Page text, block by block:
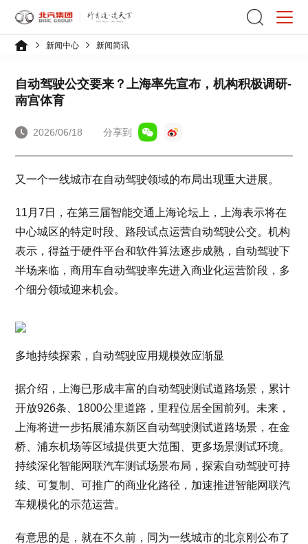
新闻中心 新闻简讯
自动驾驶公交要来？上海率先宣布，机构积极调研-
南宫体育
2026/06/18 分享到
又一个一线城市在自动驾驶领域的布局出现重大进展。
11月7日，在第三届智能交通上海论坛上，上海表示将在
中心城区的特定时段、路段试点运营自动驾驶公交。机构
表示，得益于硬件平台和软件算法逐步成熟，自动驾驶下
半场来临，商用车自动驾驶率先进入商业化运营阶段，多
个细分领域迎来机会。
多地持续探索，自动驾驶应用规模效应渐显
据介绍，上海已形成丰富的自动驾驶测试道路场景，累计
开放926条、1800公里道路，里程位居全国前列。未来，
上海将进一步拓展浦东新区自动驾驶测试道路场景，在金
桥、浦东机场等区域提供更大范围、更多场景测试环境。
持续深化智能网联汽车测试场景布局，探索自动驾驶可持
续、可复制、可推广的商业化路径，加速推进智能网联汽
车规模化的示范运营。
有意思的是，就在不久前，同为一线城市的北京刚公布了